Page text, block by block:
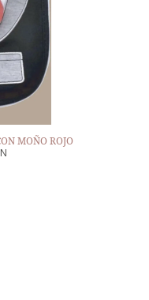
MOÑO ROJO